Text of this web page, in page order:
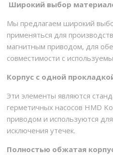
Широкий выбор
Мы предлагаем широкий
применяться для
магнитным приводом, для
совместимости с
Корпус с одной
Эти элементы являются
герметичных насосов HMD
приводом и используются
исключения утечек.
Полностью обжатая